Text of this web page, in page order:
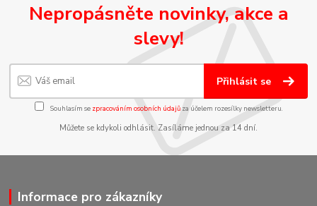
Nepropásněte novinky, akce a
slevy!
Přihlásit se
Souhlasím se zpracováním osobních údajůza účelem rozesílky newsletteru.
Můžete se kdykoli odhlásit. Zasíláme jednou za 14 dní.
Informace pro zákazníky